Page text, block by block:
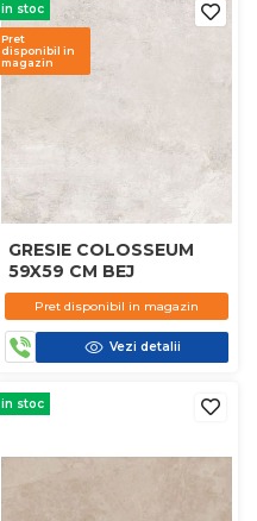
in stoc
Pret
disponibil in
magazin
GRESIE COLOSSEUM
59X59 CM BEJ
Pret disponibil in magazin
Vezi detalii
in stoc